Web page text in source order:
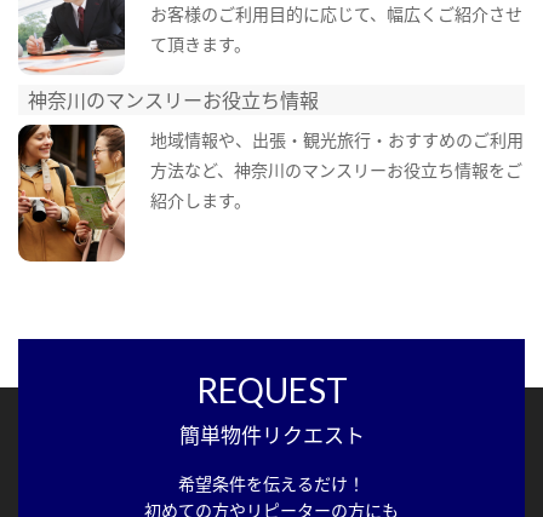
お客様のご利用目的に応じて、幅広くご紹介させ
て頂きます。
神奈川のマンスリーお役立ち情報
地域情報や、出張・観光旅行・おすすめのご利用
方法など、神奈川のマンスリーお役立ち情報をご
紹介します。
REQUEST
簡単物件リクエスト
希望条件を伝えるだけ！
初めての方やリピーターの方にも